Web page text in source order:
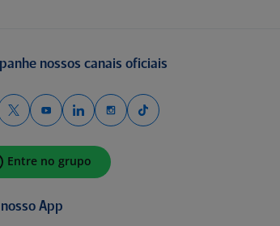
nossos canais oficiais
Entre no grupo
App